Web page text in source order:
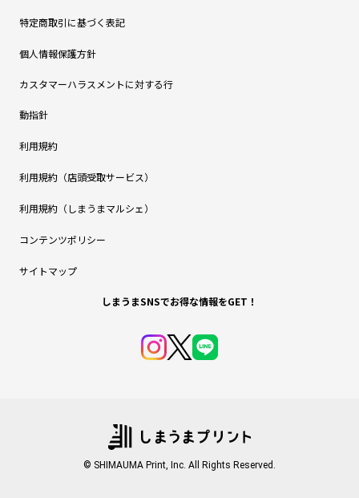
特定商取引に基づく表記
個人情報保護方針
カスタマーハラスメントに対する行
動指針
利用規約
利用規約（店頭受取サービス）
利用規約（しまうまマルシェ）
コンテンツポリシー
サイトマップ
しまうまSNSでお得な情報をGET！
© SHIMAUMA Print, Inc. All Rights Reserved.